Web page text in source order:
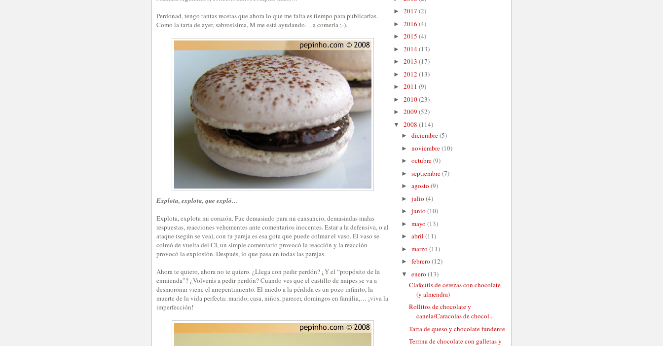
Perdonad, tengo tantas recetas que ahora lo que me falta es tiempo para publicarlas.
Como la tarta de ayer, sabrosísima, M me está ayudando… a comerla ;-).
Explota, explota, que expló…
Explota, explota mi corazón. Fue demasiado para mi cansancio, demasiadas malas
respuestas, reacciones vehementes ante comentarios inocentes. Estar a la defensiva, o al
ataque (según se vea), con tu pareja es esa gota que puede colmar el vaso. El vaso se
colmó de vuelta del CI, un simple comentario provocó la reacción y la reacción
provocó la explosión. Después, lo que pasa en todas las parejas.
Ahora te quiero, ahora no te quiero. ¿Llega con pedir perdón? ¿Y el “propósito de la
enmienda”? ¿Volverás a pedir perdón? Cuando ves que el castillo de naipes se va a
desmoronar viene el arrepentimiento. El miedo a la pérdida es un pozo infinito, la
muerte de la vida perfecta: marido, casa, niños, parecer, domingos en familia,… ¡viva la
imperfección!
► 2017 (2)
► 2016 (4)
► 2015 (4)
► 2014(13)
► 2013 (17)
► 2012 (13)
► 2011 (9)
► 2010(23)
► 2009 (52)
▼ 2008 (114)
► diciembre(5)
► noviembre(10)
► octubre(9)
► septiembre(7)
► agosto (9)
► julio (4)
► junio (10)
► mayo (13)
► abril (11)
► marzo (11)
► febrero (12)
▼ enero (13)
Clafoutis de cerezas con chocolate
(y almendra)
Rollitos de chocolate y
canela/Caracolas de chocol...
Tarta de queso y chocolate fundente
Terrina de chocolate con galletas y